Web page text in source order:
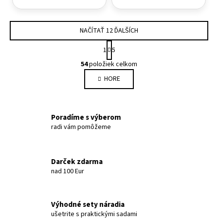
Ovládacie prvky výpisu
NAČÍTAŤ 12 ĎALŠÍCH
Stránkovanie
1 5
54položiek celkom
HORE
Poradíme s výberom
radi vám pomôžeme
Darček zdarma
nad 100 Eur
Výhodné sety náradia
ušetrite s praktickými sadami